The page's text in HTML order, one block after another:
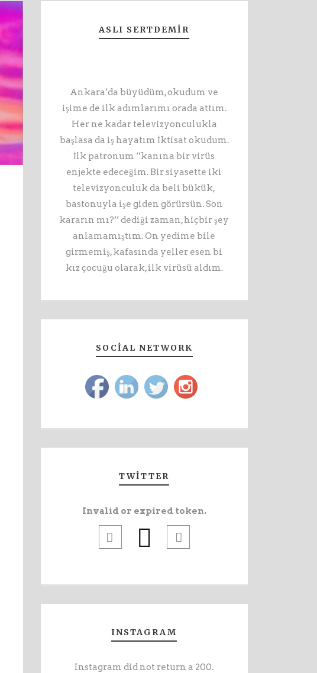
ASLI SERTDEMIR
Ankara’da büyüdüm, okudum ve
işime de ilk adımlarımı orada attım.
Her ne kadar televizyonculukla
başlasa da iş hayatım İktisat okudum.
İlk patronum ‘’kanına bir virüs
enjekte edeceğim. Bir siyasette iki
televizyonculuk da beli bükük,
bastonuyla işe giden görürsün. Son
kararın mı?’’ dediği zaman, hiçbir şey
anlamamıştım. On yedime bile
girmemiş, kafasında yeller esen bi
kız çocuğu olarak, ilk virüsü aldım.
SOCIAL NETWORK
TWITTER
Invalid or expired token.
INSTAGRAM
Instagram did not return a 200.